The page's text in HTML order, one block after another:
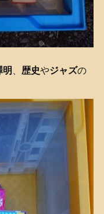
明 歴史やジャズの